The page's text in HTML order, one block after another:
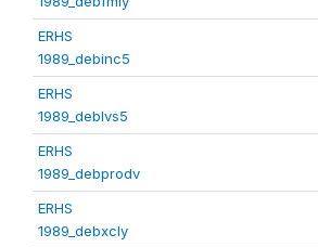
ERHS
1989_debinc5
ERHS
1989_deblvs5
ERHS
1989_debprodv
ERHS
1989_debxcly